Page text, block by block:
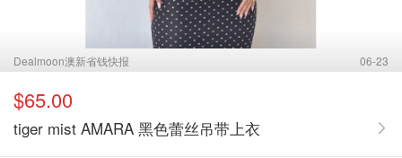
Dealmoon澳新省钱快报 06-23
$65.00
tiger mist AMARA 黑色蕾丝吊带上衣